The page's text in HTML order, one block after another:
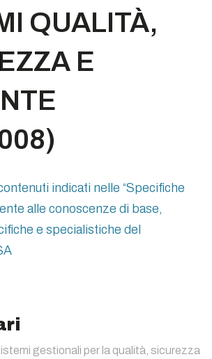
QUALITÀ,
E
indicati nelle “Specifiche
alle conoscenze di base,
e specialistiche del
gestionali per la qualità, sicurezza